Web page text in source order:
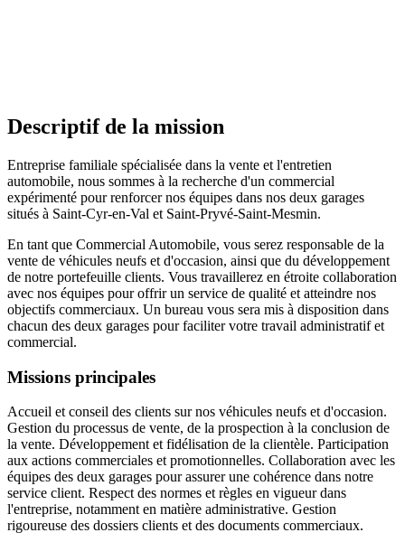
Descriptif de la mission
Entreprise familiale spécialisée dans la vente et l'entretien
automobile, nous sommes à la recherche d'un commercial
expérimenté pour renforcer nos équipes dans nos deux garages
situés à Saint-Cyr-en-Val et Saint-Pryvé-Saint-Mesmin.
En tant que Commercial Automobile, vous serez responsable de la
vente de véhicules neufs et d'occasion, ainsi que du développement
de notre portefeuille clients. Vous travaillerez en étroite collaboration
avec nos équipes pour offrir un service de qualité et atteindre nos
objectifs commerciaux. Un bureau vous sera mis à disposition dans
chacun des deux garages pour faciliter votre travail administratif et
commercial.
Missions principales
Accueil et conseil des clients sur nos véhicules neufs et d'occasion.
Gestion du processus de vente, de la prospection à la conclusion de
la vente. Développement et fidélisation de la clientèle. Participation
aux actions commerciales et promotionnelles. Collaboration avec les
équipes des deux garages pour assurer une cohérence dans notre
service client. Respect des normes et règles en vigueur dans
l'entreprise, notamment en matière administrative. Gestion
rigoureuse des dossiers clients et des documents commerciaux.